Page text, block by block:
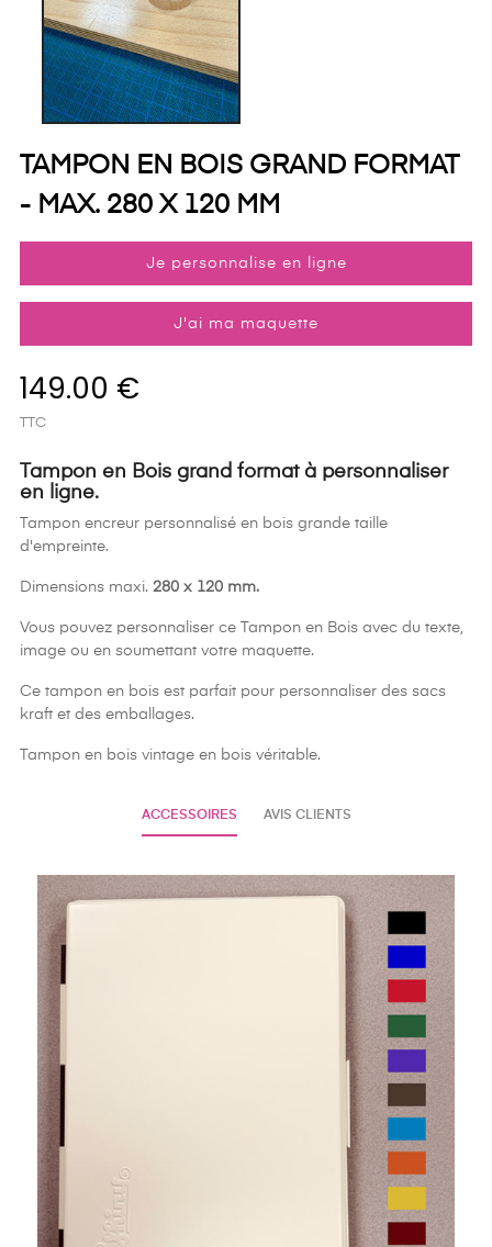
TAMPON EN BOIS GRAND FORMAT
- MAX. 280 X 120 MM
Je personnalise en ligne
J'ai ma maquette
149.00 €
TTC
Tampon en Bois grand format à personnaliser
en ligne.
Tampon encreur personnalisé en bois grande taille
d'empreinte.
Dimensions maxi. 280 x 120 mm.
Vous pouvez personnaliser ce Tampon en Bois avec du texte,
image ou en soumettant votre maquette.
Ce tampon en bois est parfait pour personnaliser des sacs
kraft et des emballages.
Tampon en bois vintage en bois véritable.
ACCESSOIRES AVIS CLIENTS